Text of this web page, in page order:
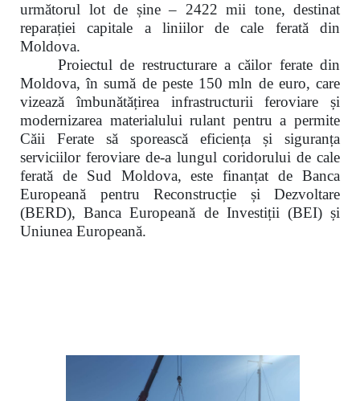
următorul lot de șine – 2422 mii tone, destinat
reparației capitale a liniilor de cale ferată din
Moldova.
Proiectul de restructurare a căilor ferate din
Moldova, în sumă de peste 150 mln de euro, care
vizează îmbunătățirea infrastructurii feroviare și
modernizarea materialului rulant pentru a permite
Căii Ferate să sporească eficiența și siguranța
serviciilor feroviare de-a lungul coridorului de cale
ferată de Sud Moldova, este finanțat de Banca
Europeană pentru Reconstrucție și Dezvoltare
(BERD), Banca Europeană de Investiții (BEI) și
Uniunea Europeană.